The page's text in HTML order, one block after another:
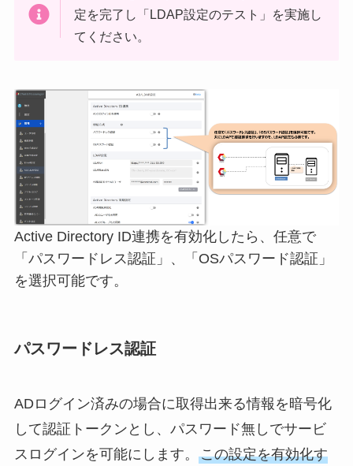
定を完了し「LDAP設定のテスト」を実施し
てください。
Active Directory ID連携を有効化したら、任意で
「パスワードレス認証」、「OSパスワード認証」
を選択可能です。
パスワードレス認証
ADログイン済みの場合に取得出来る情報を暗号化
して認証トークンとし、パスワード無しでサービ
スログインを可能にします。 この設定を有効化す